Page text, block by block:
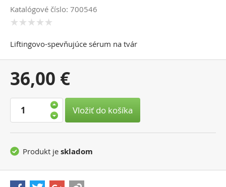
Katalógové číslo: 700546
Liftingovo-spevňujúce sérum na tvár
Vaša
cena:
36,00 €
Vložiť do košíka
Produkt je skladom